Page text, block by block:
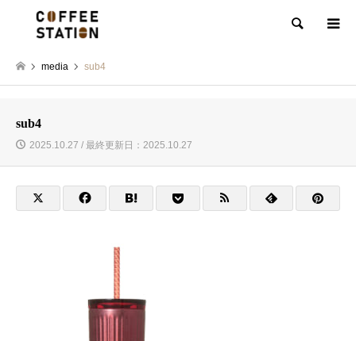
検索
media sub4
sub4
2025.10.27 / 最終更新日：2025.10.27